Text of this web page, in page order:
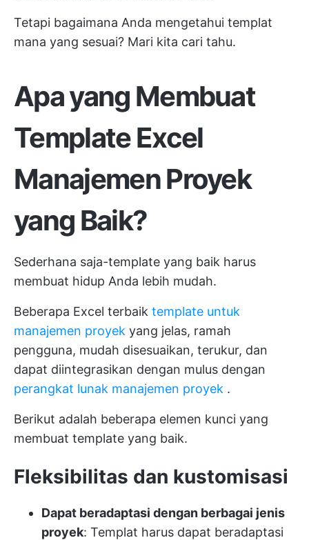
Tetapi bagaimana Anda mengetahui templat
mana yang sesuai? Mari kita cari tahu.
Apa yang Membuat
Template Excel
Manajemen Proyek
yang Baik?
Sederhana saja-template yang baik harus
membuat hidup Anda lebih mudah.
Beberapa Excel terbaik template untuk
manajemen proyek yang jelas, ramah
pengguna, mudah disesuaikan, terukur, dan
dapat diintegrasikan dengan mulus dengan
perangkat lunak manajemen proyek .
Berikut adalah beberapa elemen kunci yang
membuat template yang baik.
Fleksibilitas dan kustomisasi
Dapat beradaptasi dengan berbagai jenis
proyek: Templat harus dapat beradaptasi